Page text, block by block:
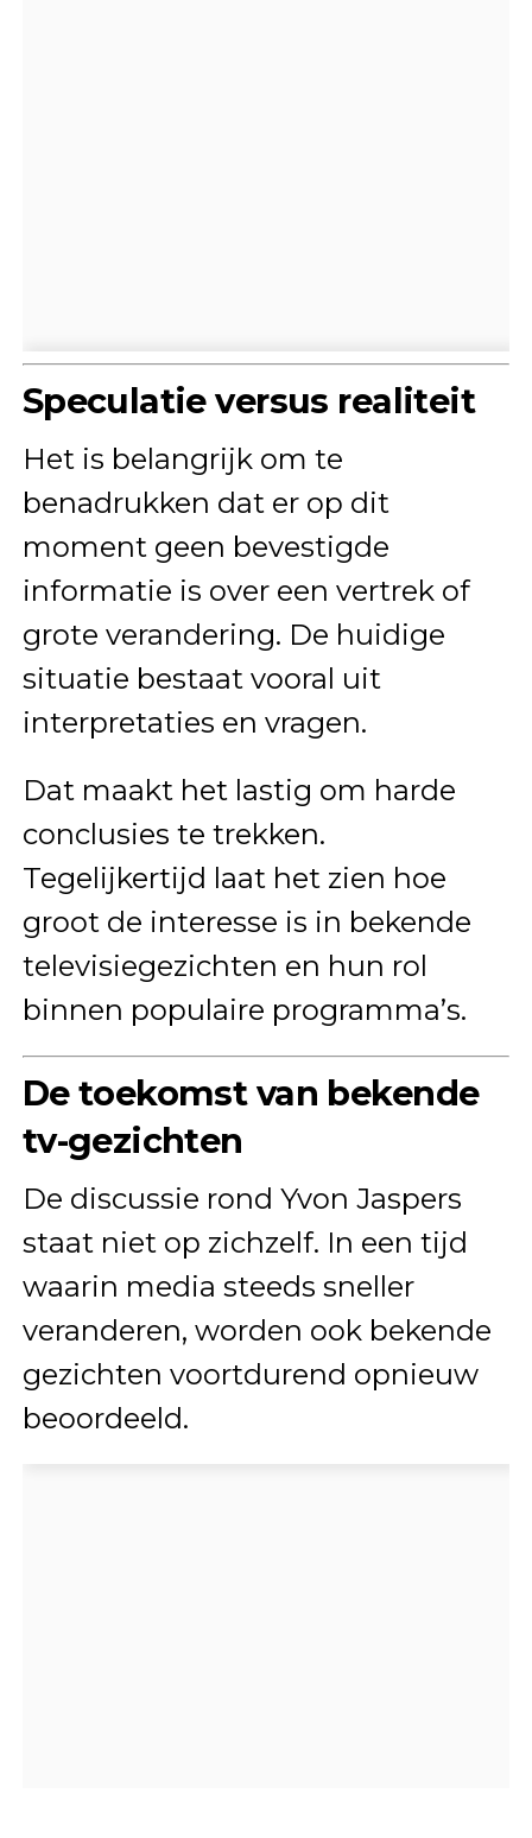
Speculatie versus realiteit
Het is belangrijk om te
benadrukken dat er op dit
moment geen bevestigde
informatie is over een vertrek of
grote verandering. De huidige
situatie bestaat vooral uit
interpretaties en vragen.
Dat maakt het lastig om harde
conclusies te trekken.
Tegelijkertijd laat het zien hoe
groot de interesse is in bekende
televisiegezichten en hun rol
binnen populaire programma’s.
De toekomst van bekende
tv-gezichten
De discussie rond Yvon Jaspers
staat niet op zichzelf. In een tijd
waarin media steeds sneller
veranderen, worden ook bekende
gezichten voortdurend opnieuw
beoordeeld.